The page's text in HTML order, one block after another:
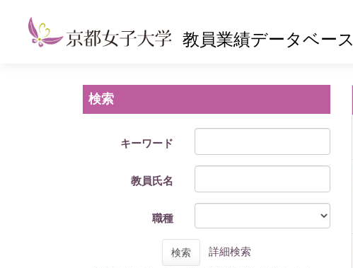
教員業績データベース
検索
キーワード
教員氏名
職種
検索
詳細検索